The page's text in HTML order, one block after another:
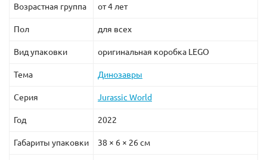
Возрастная группа от 4 лет
Пол для всех
Вид упаковки оригинальная коробка LEGO
Тема Динозавры
Серия Jurassic World
Год 2022
Габариты упаковки 38 × 6 × 26 см